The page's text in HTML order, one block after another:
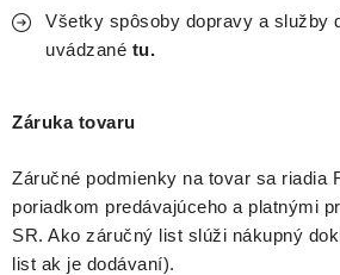
Všetky spôsoby dopravy a služby
uvádzané tu.
Záruka tovaru
Záručné podmienky na tovar sa riadia
poriadkom predávajúceho a platnými
SR. Ako záručný list slúži nákupný
list ak je dodávaní).